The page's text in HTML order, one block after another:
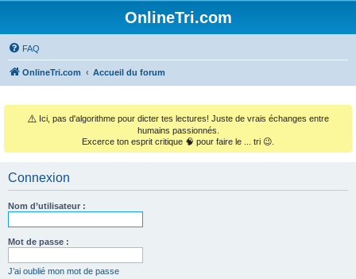
OnlineTri.com
FAQ
OnlineTri.com Accueil du forum
⚠️ Ici, pas d'algorithme pour dicter tes lectures! Juste de vrais échanges entre
humains passionnés.
Excerce ton esprit critique 🧠 pour faire le ... tri 😉.
Connexion
Nom d’utilisateur :
Mot de passe :
J’ai oublié mon mot de passe